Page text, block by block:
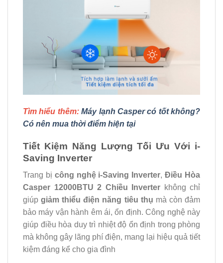
Tìm hiểu thêm: Máy lạnh Casper có tốt không?
Có nên mua thời điểm hiện tại
Tiết Kiệm Năng Lượng Tối Ưu Với i-
Saving Inverter
Trang bị công nghệ i-Saving Inverter,Điều Hòa
Casper 12000BTU 2 Chiều Inverter không chỉ
giúpgiảm thiểu điện năng tiêu thụ mà còn đảm
bảo máy vận hành êm ái, ổn định. Công nghệ này
giúp điều hòa duy trì nhiệt độ ổn định trong phòng
mà không gây lãng phí điện, mang lại hiệu quả tiết
kiệm đáng kể cho gia đình